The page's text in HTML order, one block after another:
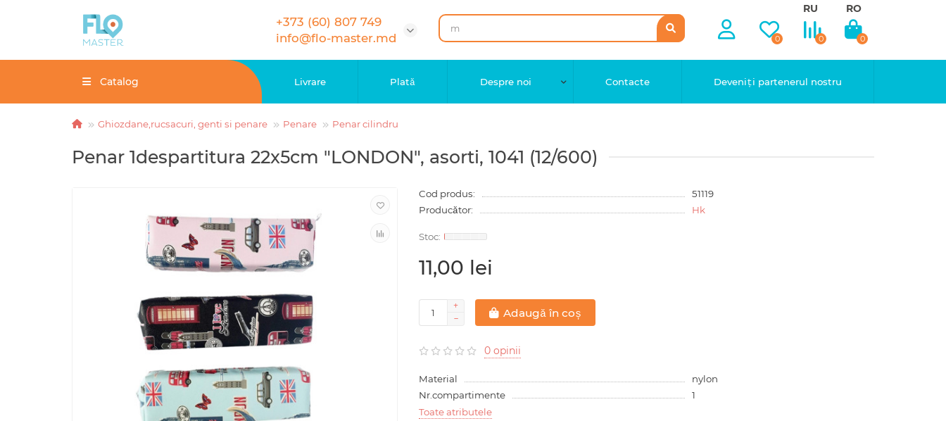
+373 (60) 807 749
info@flo-master.md
0
RU
0
RO
0
Catalog Livrare Plată Despre noi Contacte Deveniți partenerul nostru
Ghiozdane,rucsacuri, genti si penare Penare Penar cilindru
Penar 1despartitura 22x5cm "LONDON", asorti, 1041 (12/600)
Cod produs:
51119
Producător:
Hk
11,00 lei
Adaugă în coș
0 opinii
Material
nylon
Nr.compartimente
1
Toate atributele